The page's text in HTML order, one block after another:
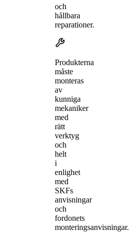
och
hållbara
reparationer.
Produkterna
måste
monteras
av
kunniga
mekaniker
med
rätt
verktyg
och
helt
i
enlighet
med
SKFs
anvisningar
och
fordonets
monteringsanvisningar.